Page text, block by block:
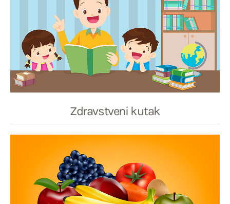
Zdravstveni kutak